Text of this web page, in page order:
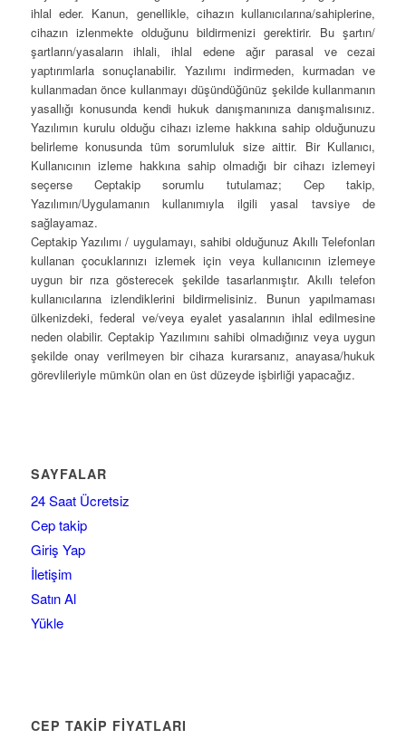
ihlal eder. Kanun, genellikle, cihazın kullanıcılarına/sahiplerine,
cihazın izlenmekte olduğunu bildirmenizi gerektirir. Bu şartın/
şartların/yasaların ihlali, ihlal edene ağır parasal ve cezai
yaptırımlarla sonuçlanabilir. Yazılımı indirmeden, kurmadan ve
kullanmadan önce kullanmayı düşündüğünüz şekilde kullanmanın
yasallığı konusunda kendi hukuk danışmanınıza danışmalısınız.
Yazılımın kurulu olduğu cihazı izleme hakkına sahip olduğunuzu
belirleme konusunda tüm sorumluluk size aittir. Bir Kullanıcı,
Kullanıcının izleme hakkına sahip olmadığı bir cihazı izlemeyi
seçerse Ceptakip sorumlu tutulamaz; Cep takip,
Yazılımın/Uygulamanın kullanımıyla ilgili yasal tavsiye de
sağlayamaz.
Ceptakip Yazılımı / uygulamayı, sahibi olduğunuz Akıllı Telefonları
kullanan çocuklarınızı izlemek için veya kullanıcının izlemeye
uygun bir rıza gösterecek şekilde tasarlanmıştır. Akıllı telefon
kullanıcılarına izlendiklerini bildirmelisiniz. Bunun yapılmaması
ülkenizdeki, federal ve/veya eyalet yasalarının ihlal edilmesine
neden olabilir. Ceptakip Yazılımını sahibi olmadığınız veya uygun
şekilde onay verilmeyen bir cihaza kurarsanız, anayasa/hukuk
görevlileriyle mümkün olan en üst düzeyde işbirliği yapacağız.
SAYFALAR
24 Saat Ücretsiz
Cep takip
Giriş Yap
İletişim
Satın Al
Yükle
CEP TAKİP FİYATLARI